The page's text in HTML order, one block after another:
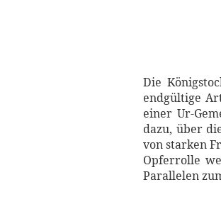
Die
endgültige
einer Ur-
dazu, über
von starken
Opferrolle
Parallelen